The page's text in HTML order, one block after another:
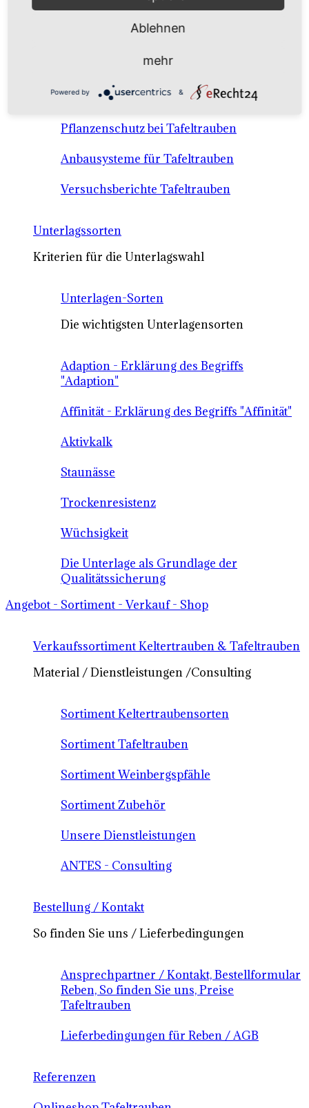
Anbausysteme & Recht
Tafeltrauben A-Z Sortenbeschreibungen
Tafeltraubenanbau - rechtliche
Voraussetzungen
Pflanzenschutz bei Tafeltrauben
Anbausysteme für Tafeltrauben
Versuchsberichte Tafeltrauben
Unterlagssorten
Kriterien für die Unterlagswahl
Unterlagen-Sorten
Die wichtigsten Unterlagensorten
Adaption - Erklärung des Begriffs
"Adaption"
Affinität - Erklärung des Begriffs "Affinität"
Aktivkalk
Staunässe
Trockenresistenz
Wüchsigkeit
Die Unterlage als Grundlage der
Qualitätssicherung
Angebot - Sortiment - Verkauf - Shop
Verkaufssortiment Keltertrauben & Tafeltrauben
Material / Dienstleistungen /Consulting
Sortiment Keltertraubensorten
Sortiment Tafeltrauben
Sortiment Weinbergspfähle
Sortiment Zubehör
Unsere Dienstleistungen
ANTES - Consulting
Bestellung / Kontakt
So finden Sie uns / Lieferbedingungen
Ansprechpartner / Kontakt, Bestellformular
Reben, So finden Sie uns, Preise
Tafeltrauben
Lieferbedingungen für Reben / AGB
Referenzen
Ablehnen
mehr
Powered by &